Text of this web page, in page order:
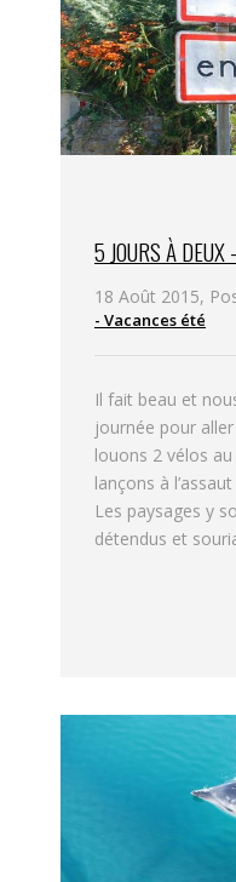
5 JOURS À
18 Août 2015,
- Vacances été
Il fait beau et
journée pour
louons 2 vélos
lançons à
Les paysages y
détendus et